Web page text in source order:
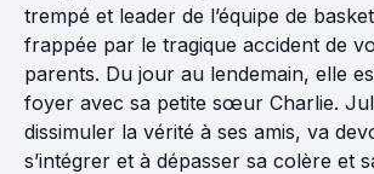
trempé et leader de l’équipe de
frappée par le tragique accident de
parents. Du jour au lendemain, elle
foyer avec sa petite sœur Charlie.
dissimuler la vérité à ses amis, va
s’intégrer et à dépasser sa colère et